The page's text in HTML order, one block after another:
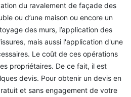
du ravalement de façade des
ou d’une maison ou encore un
des murs, l’application des
mais aussi l'application d'une
Le coût de ces opérations
propriétaires. De ce fait, il est
devis. Pour obtenir un devis en
et sans engagement de votre